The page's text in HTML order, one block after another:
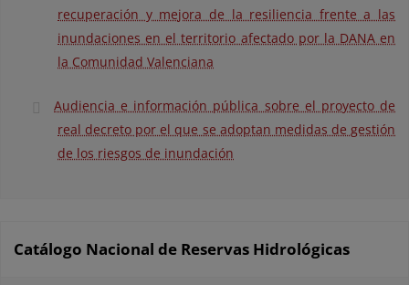
recuperación y mejora de la resiliencia frente a las
inundaciones en el territorio afectado por la DANA en
la Comunidad Valenciana
Audiencia e información pública sobre el proyecto de
real decreto por el que se adoptan medidas de gestión
de los riesgos de inundación
Catálogo Nacional de Reservas Hidrológicas